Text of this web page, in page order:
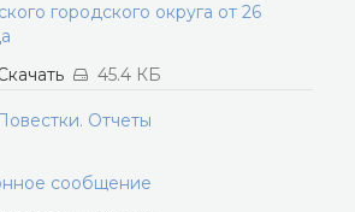
городского округа от 26
45.4 КБ
Отчеты
сообщение